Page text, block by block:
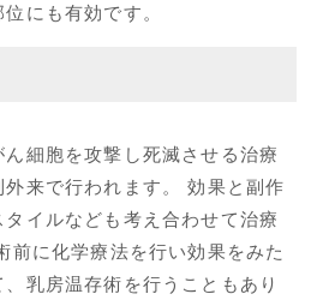
にも有効です。
細胞を攻撃し死滅させる治療
来で行われます。 効果と副作
イルなども考え合わせて治療
前に化学療法を行い効果をみた
乳房温存術を行うこともあり